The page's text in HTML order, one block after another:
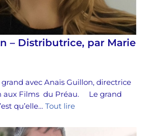
– Distributrice, par Marie
avec Anaïs Guillon, directrice
aux Films du Préau. Le grand
qu’elle… Tout lire